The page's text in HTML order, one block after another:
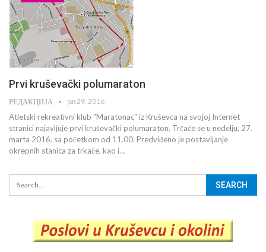
Prvi kruševački polumaraton
РЕДАКЦИЈА јан 29, 2016
Atletski rekreativni klub "Maratonac" iz Kruševca na svojoj Internet
stranici najavljuje prvi kruševački polumaraton. Trčaće se u nedelju, 27.
marta 2016. sa početkom od 11.00. Predviđeno je postavljanje
okrepnih stanica za trkače, kao i…